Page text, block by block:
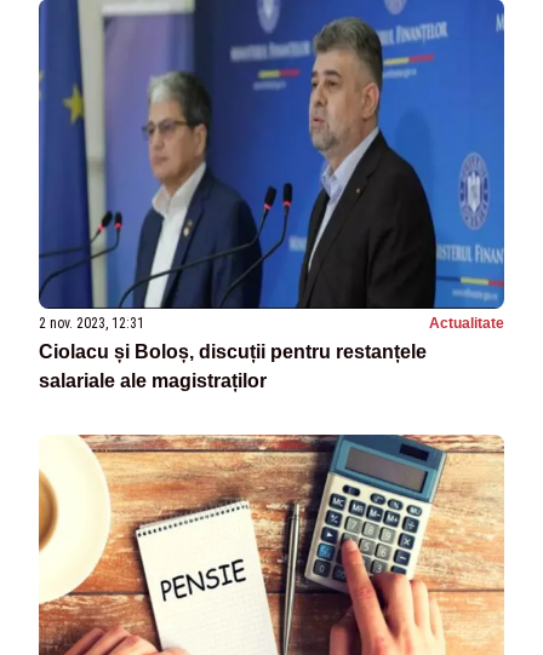
2 nov. 2023, 12:31 Actualitate
Ciolacu și Boloș, discuții pentru restanțele
salariale ale magistraților